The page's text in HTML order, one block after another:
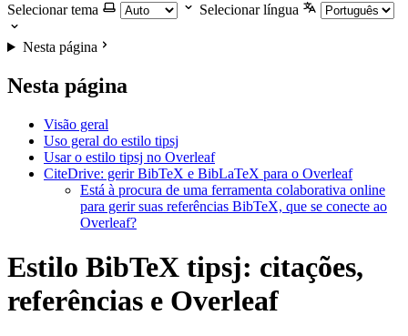
Selecionar tema
Selecionar língua
Nesta página
Nesta página
Visão geral
Uso geral do estilo tipsj
Usar o estilo tipsj no Overleaf
CiteDrive: gerir BibTeX e BibLaTeX para o Overleaf
Está à procura de uma ferramenta colaborativa online
para gerir suas referências BibTeX, que se conecte ao
Overleaf?
Estilo BibTeX tipsj: citações,
referências e Overleaf